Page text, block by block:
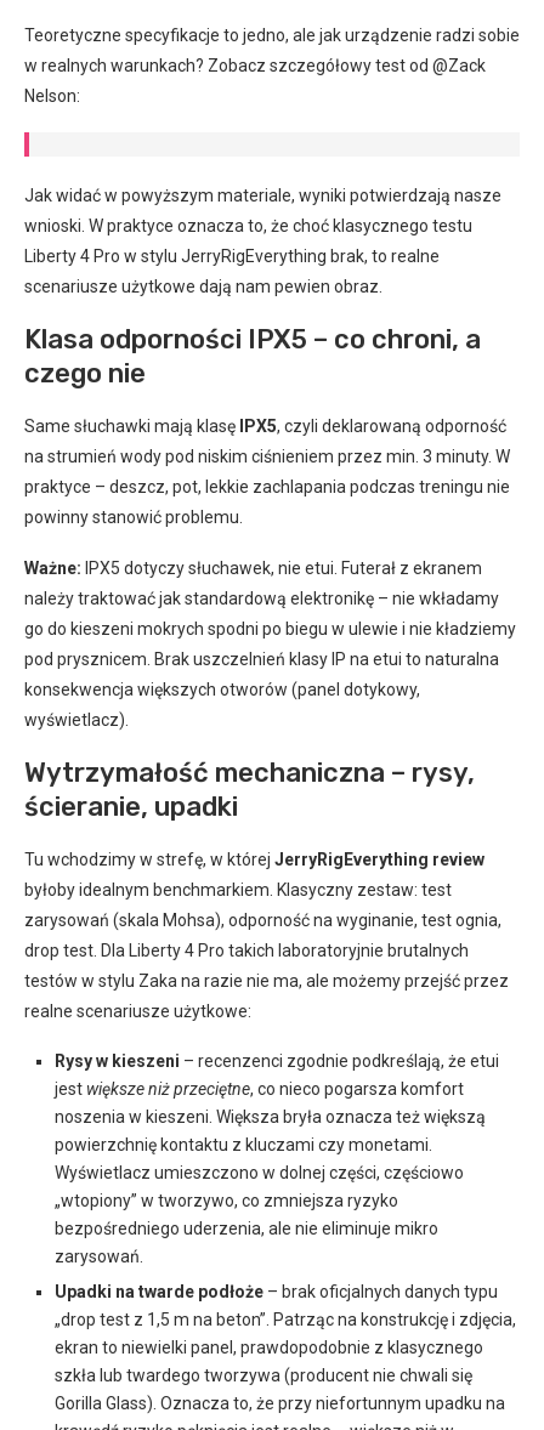
Teoretyczne specyfikacje to jedno, ale jak urządzenie radzi sobie
w realnych warunkach? Zobacz szczegółowy test od @Zack
Nelson:
Jak widać w powyższym materiale, wyniki potwierdzają nasze
wnioski. W praktyce oznacza to, że choć klasycznego testu
Liberty 4 Pro w stylu JerryRigEverything brak, to realne
scenariusze użytkowe dają nam pewien obraz.
Klasa odporności IPX5 – co chroni, a
czego nie
Same słuchawki mają klasę IPX5, czyli deklarowaną odporność
na strumień wody pod niskim ciśnieniem przez min. 3 minuty. W
praktyce – deszcz, pot, lekkie zachlapania podczas treningu nie
powinny stanowić problemu.
Ważne: IPX5 dotyczy słuchawek, nie etui. Futerał z ekranem
należy traktować jak standardową elektronikę – nie wkładamy
go do kieszeni mokrych spodni po biegu w ulewie i nie kładziemy
pod prysznicem. Brak uszczelnień klasy IP na etui to naturalna
konsekwencja większych otworów (panel dotykowy,
wyświetlacz).
Wytrzymałość mechaniczna – rysy,
ścieranie, upadki
Tu wchodzimy w strefę, w której JerryRigEverything review
byłoby idealnym benchmarkiem. Klasyczny zestaw: test
zarysowań (skala Mohsa), odporność na wyginanie, test ognia,
drop test. Dla Liberty 4 Pro takich laboratoryjnie brutalnych
testów w stylu Zaka na razie nie ma, ale możemy przejść przez
realne scenariusze użytkowe:
Rysy w kieszeni – recenzenci zgodnie podkreślają, że etui
jest większe niż przeciętne, co nieco pogarsza komfort
noszenia w kieszeni. Większa bryła oznacza też większą
powierzchnię kontaktu z kluczami czy monetami.
Wyświetlacz umieszczono w dolnej części, częściowo
„wtopiony” w tworzywo, co zmniejsza ryzyko
bezpośredniego uderzenia, ale nie eliminuje mikro
zarysowań.
Upadki na twarde podłoże – brak oficjalnych danych typu
„drop test z 1,5 m na beton”. Patrząc na konstrukcję i zdjęcia,
ekran to niewielki panel, prawdopodobnie z klasycznego
szkła lub twardego tworzywa (producent nie chwali się
Gorilla Glass). Oznacza to, że przy niefortunnym upadku na